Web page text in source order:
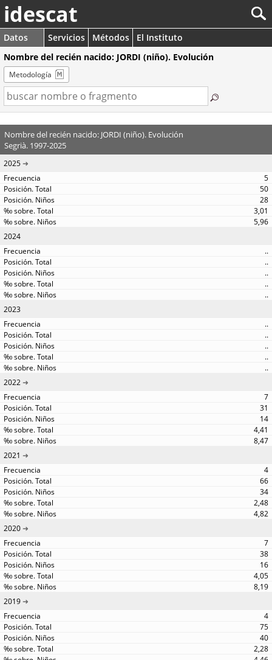
idescat
Datos Servicios Métodos
El Instituto
Nombre del recién nacido: JORDI (niño). Evolución
Metodología
Nombre del recién nacido: JORDI (niño). Evolución
Segrià. 1997-2025
2025
5
50
28
3,01
5,96
2024
..
..
..
..
..
2023
..
..
..
..
..
2022
7
31
14
4,41
8,47
2021
4
66
34
2,48
4,82
2020
7
38
16
4,05
8,19
2019
4
75
40
2,28